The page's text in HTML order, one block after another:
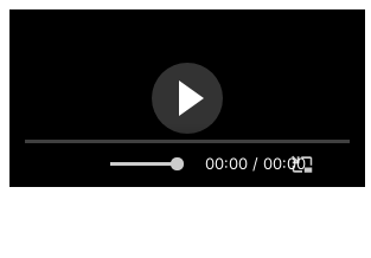
00:00 / 00:00